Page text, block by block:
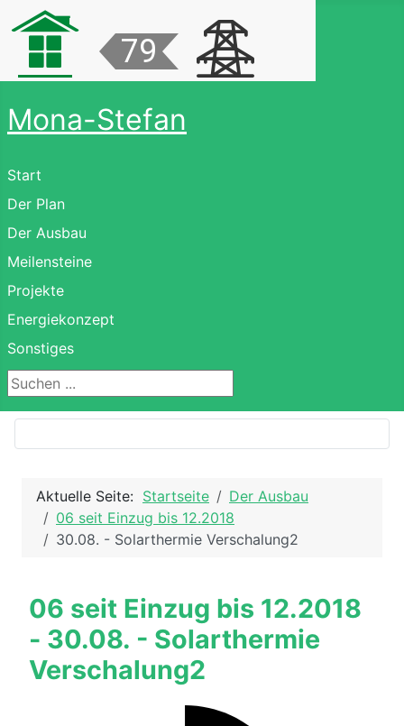
Mona-Stefan
Start
Der Plan
Der Ausbau
Meilensteine
Projekte
Energiekonzept
Sonstiges
Suchen ...
Aktuelle Seite: Startseite
Der Ausbau
06 seit Einzug bis 12.2018
30.08. - Solarthermie Verschalung2
06 seit Einzug bis 12.2018
- 30.08. - Solarthermie
Verschalung2